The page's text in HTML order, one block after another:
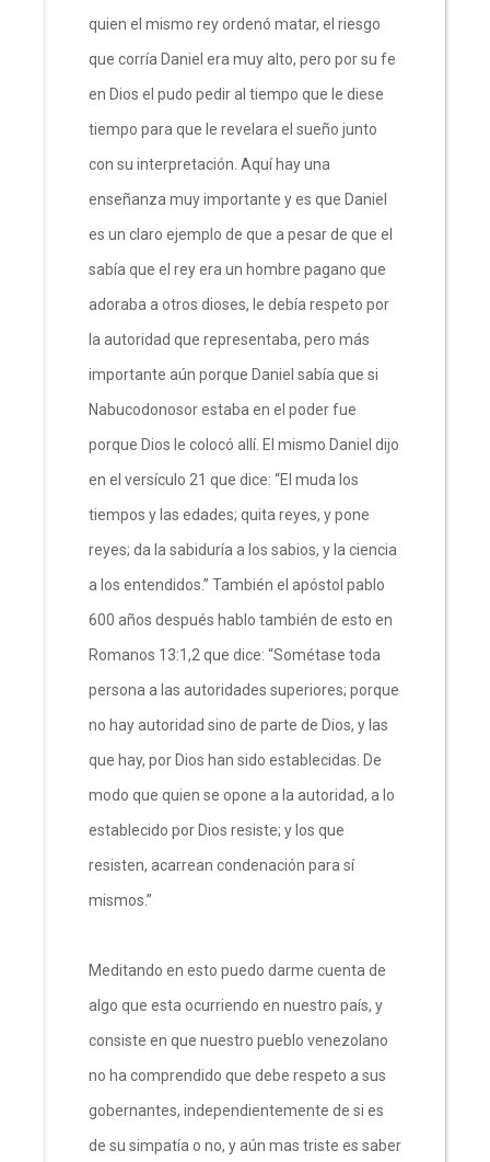
quien el mismo rey ordenó matar, el riesgo
que corría Daniel era muy alto, pero por su fe
en Dios el pudo pedir al tiempo que le diese
tiempo para que le revelara el sueño junto
con su interpretación. Aquí hay una
enseñanza muy importante y es que Daniel
es un claro ejemplo de que a pesar de que el
sabía que el rey era un hombre pagano que
adoraba a otros dioses, le debía respeto por
la autoridad que representaba, pero más
importante aún porque Daniel sabía que si
Nabucodonosor estaba en el poder fue
porque Dios le colocó allí. El mismo Daniel dijo
en el versículo 21 que dice: “El muda los
tiempos y las edades; quita reyes, y pone
reyes; da la sabiduría a los sabios, y la ciencia
a los entendidos.” También el apóstol pablo
600 años después hablo también de esto en
Romanos 13:1,2 que dice: “Sométase toda
persona a las autoridades superiores; porque
no hay autoridad sino de parte de Dios, y las
que hay, por Dios han sido establecidas. De
modo que quien se opone a la autoridad, a lo
establecido por Dios resiste; y los que
resisten, acarrean condenación para sí
mismos.”
Meditando en esto puedo darme cuenta de
algo que esta ocurriendo en nuestro país, y
consiste en que nuestro pueblo venezolano
no ha comprendido que debe respeto a sus
gobernantes, independientemente de si es
de su simpatía o no, y aún mas triste es saber